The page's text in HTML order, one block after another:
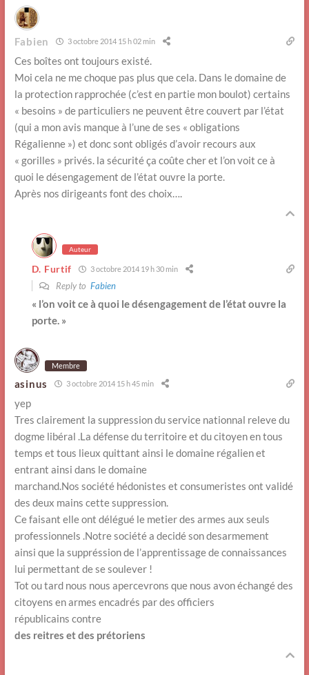
Fabien 3 octobre 2014 15 h 02 min
Ces boîtes ont toujours existé.
Moi cela ne me choque pas plus que cela. Dans le domaine de
la protection rapprochée (c’est en partie mon boulot) certains
« besoins » de particuliers ne peuvent être couvert par l’état
(qui a mon avis manque à l’une de ses « obligations
Régalienne ») et donc sont obligés d’avoir recours aux
« gorilles » privés. la sécurité ça coûte cher et l’on voit ce à
quoi le désengagement de l’état ouvre la porte.
Après nos dirigeants font des choix….
Auteur
D. Furtif 3 octobre 2014 19 h 30 min
Reply to Fabien
« l’on voit ce à quoi le désengagement de l’état ouvre la
porte. »
Membre
asinus 3 octobre 2014 15 h 45 min
yep
Tres clairement la suppression du service nationnal releve du
dogme libéral .La défense du territoire et du citoyen en tous
temps et tous lieux quittant ainsi le domaine régalien et
entrant ainsi dans le domaine
marchand.Nos société hédonistes et consumeristes ont validé
des deux mains cette suppression.
Ce faisant elle ont délégué le metier des armes aux seuls
professionnels .Notre société a decidé son desarmement
ainsi que la suppréssion de l’apprentissage de connaissances
lui permettant de se soulever !
Tot ou tard nous nous apercevrons que nous avon échangé des
citoyens en armes encadrés par des officiers
républicains contre
des reitres et des prétoriens